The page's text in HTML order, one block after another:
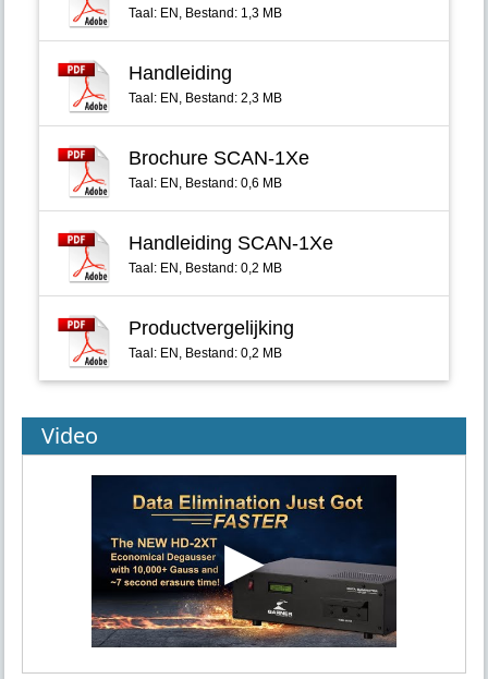
Taal: EN, Bestand: 1,3 MB
Handleiding
Taal: EN, Bestand: 2,3 MB
Brochure SCAN-1Xe
Taal: EN, Bestand: 0,6 MB
Handleiding SCAN-1Xe
Taal: EN, Bestand: 0,2 MB
Productvergelijking
Taal: EN, Bestand: 0,2 MB
Video